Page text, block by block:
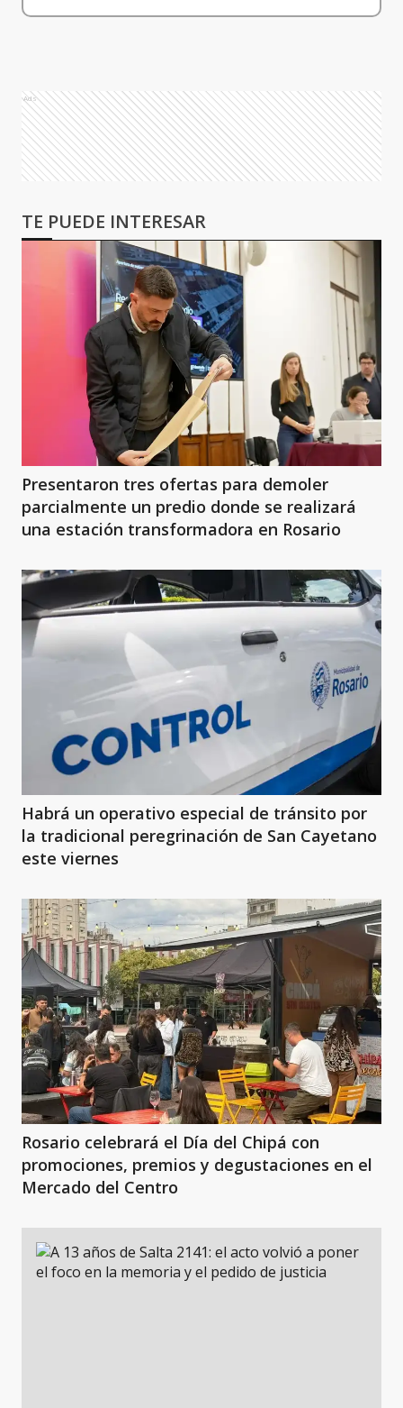
Ads
TE PUEDE INTERESAR
Presentaron tres ofertas para demoler
parcialmente un predio donde se realizará
una estación transformadora en Rosario
Habrá un operativo especial de tránsito por
la tradicional peregrinación de San Cayetano
este viernes
Rosario celebrará el Día del Chipá con
promociones, premios y degustaciones en el
Mercado del Centro